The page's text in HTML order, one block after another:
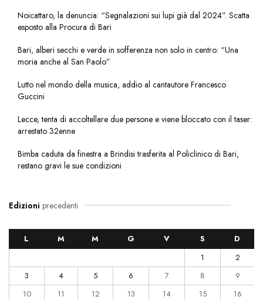
Noicattaro, la denuncia: “Segnalazioni sui lupi già dal 2024”. Scatta
esposto alla Procura di Bari
Bari, alberi secchi e verde in sofferenza non solo in centro: “Una
moria anche al San Paolo”
Lutto nel mondo della musica, addio al cantautore Francesco
Guccini
Lecce, tenta di accoltellare due persone e viene bloccato con il taser:
arrestato 32enne
Bimba caduta da finestra a Brindisi trasferita al Policlinico di Bari,
restano gravi le sue condizioni
Edizioni precedenti
L M M G V S
D
1
2
3
4 5 6 7 8
9
10
11 12 13 14 15
16